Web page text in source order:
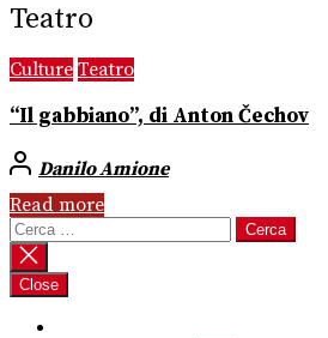
Teatro
Culture Teatro
“Il gabbiano”, di Anton Čechov
Danilo Amione
Read more
Ricerca
per:
Close